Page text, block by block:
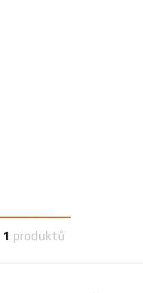
1 produktů